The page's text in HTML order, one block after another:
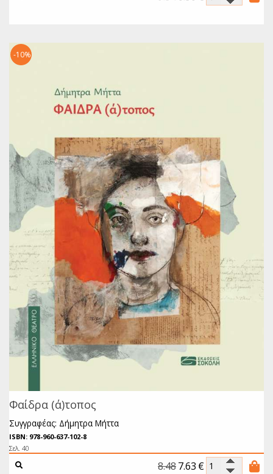
Φαίδρα (ά)τοπος
Συγγραφέας: Δήμητρα Μήττα
ISBN: 978-960-637-102-8
Σελ. 40
8.487.63 €
-10%